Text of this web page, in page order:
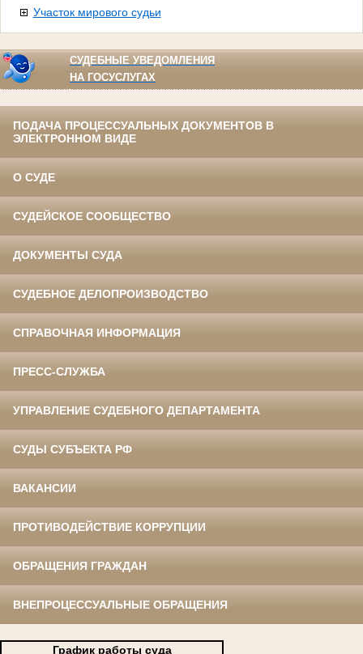
Участок мирового судьи
СУДЕБНЫЕ УВЕДОМЛЕНИЯ
НА ГОСУСЛУГАХ
ПОДАЧА ПРОЦЕССУАЛЬНЫХ ДОКУМЕНТОВ В
ЭЛЕКТРОННОМ ВИДЕ
О СУДЕ
СУДЕЙСКОЕ СООБЩЕСТВО
ДОКУМЕНТЫ СУДА
СУДЕБНОЕ ДЕЛОПРОИЗВОДСТВО
СПРАВОЧНАЯ ИНФОРМАЦИЯ
ПРЕСС-СЛУЖБА
УПРАВЛЕНИЕ СУДЕБНОГО ДЕПАРТАМЕНТА
СУДЫ СУБЪЕКТА РФ
ВАКАНСИИ
ПРОТИВОДЕЙСТВИЕ КОРРУПЦИИ
ОБРАЩЕНИЯ ГРАЖДАН
ВНЕПРОЦЕССУАЛЬНЫЕ ОБРАЩЕНИЯ
График работы суда